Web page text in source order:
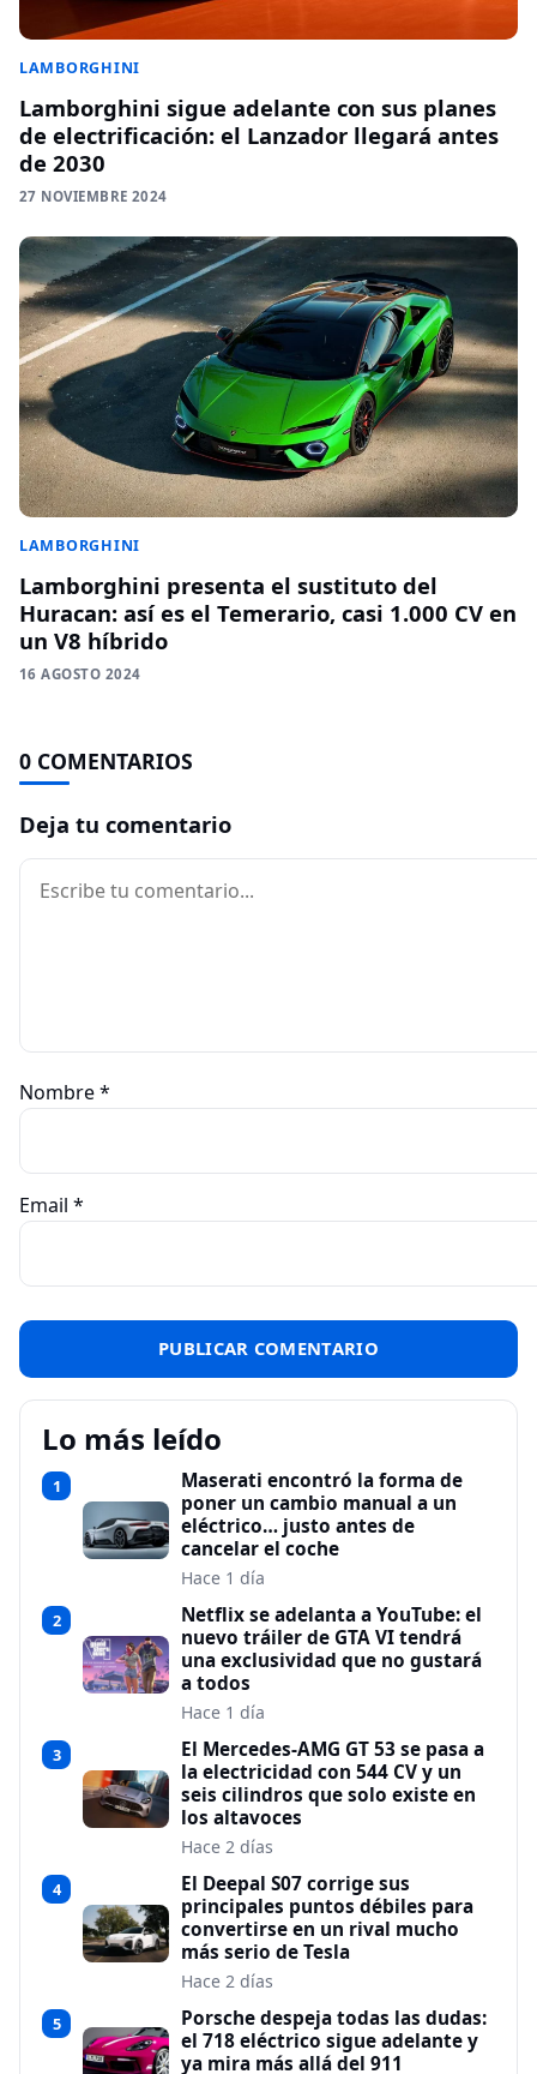
LAMBORGHINI
Lamborghini sigue adelante con sus planes
de electrificación: el Lanzador llegará antes
de 2030
27 NOVIEMBRE 2024
LAMBORGHINI
Lamborghini presenta el sustituto del
Huracan: así es el Temerario, casi 1.000 CV en
un V8 híbrido
16 AGOSTO 2024
0 COMENTARIOS
Deja tu comentario
Comentario
Nombre*
Email *
Lo más leído
1
Maserati encontró la forma de
poner un cambio manual a un
eléctrico… justo antes de
cancelar el coche
Hace 1 día
2
Netflix se adelanta a YouTube: el
nuevo tráiler de GTA VI tendrá
una exclusividad que no gustará
a todos
Hace 1 día
3
El Mercedes-AMG GT 53 se pasa a
la electricidad con 544 CV y un
seis cilindros que solo existe en
los altavoces
Hace 2 días
4
El Deepal S07 corrige sus
principales puntos débiles para
convertirse en un rival mucho
más serio de Tesla
Hace 2 días
5
Porsche despeja todas las dudas:
el 718 eléctrico sigue adelante y
ya mira más allá del 911